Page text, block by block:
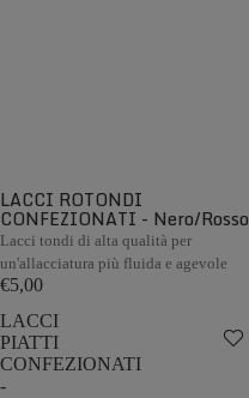
LACCI ROTONDI
CONFEZIONATI - Nero/Rosso
Lacci tondi di alta qualità per
un'allacciatura più fluida e agevole
€5,00
LACCI
PIATTI
CONFEZIONATI
-